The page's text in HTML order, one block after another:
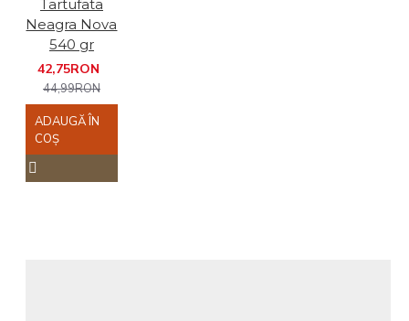
Tartufata
Neagra Nova
540 gr
42,75RON
44,99RON
ADAUGĂ ÎN
COŞ